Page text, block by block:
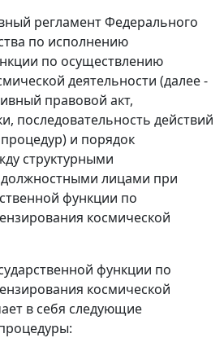
регламент Федерального
по исполнению
по осуществлению
деятельности (далее -
правовой акт,
последовательность действий
и порядок
структурными
лицами при
функции по
космической
функции по
космической
в себя следующие